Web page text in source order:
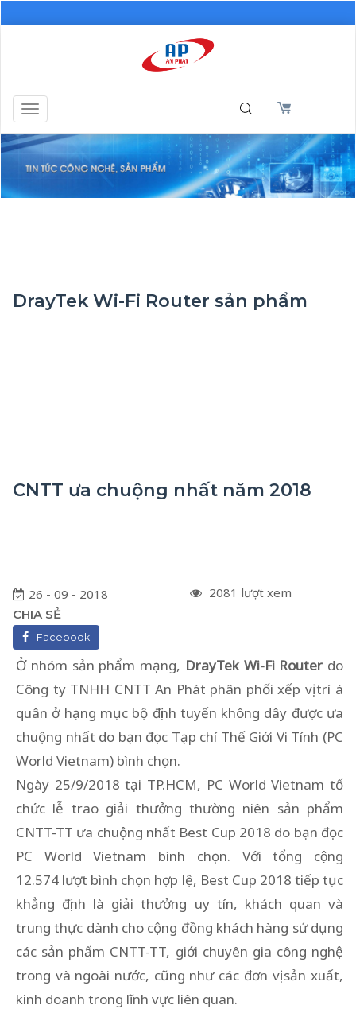
Toggle
navigation
DrayTek Wi-Fi Router sản phẩm
CNTT ưa chuộng nhất năm 2018
26 - 09 - 2018 2081 lượt xem
CHIA SẺ
Facebook
Ở nhóm sản phẩm mạng, DrayTek Wi-Fi Router do
Công ty TNHH CNTT An Phát phân phối xếp vị trí á
quân ở hạng mục bộ định tuyến không dây được ưa
chuộng nhất do bạn đọc Tạp chí Thế Giới Vi Tính (PC
World Vietnam) bình chọn.
Ngày 25/9/2018 tại TP.HCM, PC World Vietnam tổ
chức lễ trao giải thưởng thường niên sản phẩm
CNTT-TT ưa chuộng nhất Best Cup 2018 do bạn đọc
PC World Vietnam bình chọn. Với tổng cộng
12.574 lượt bình chọn hợp lệ, Best Cup 2018 tiếp tục
khẳng định là giải thưởng uy tín, khách quan và
trung thực dành cho cộng đồng khách hàng sử dụng
các sản phẩm CNTT-TT, giới chuyên gia công nghệ
trong và ngoài nước, cũng như các đơn vị sản xuất,
kinh doanh trong lĩnh vực liên quan.